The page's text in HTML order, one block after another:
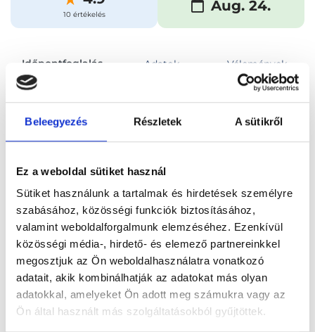
Beleegyezés Részletek A sütikről
Ez a weboldal sütiket használ
Sütiket használunk a tartalmak és hirdetések személyre
szabásához, közösségi funkciók biztosításához,
valamint weboldalforgalmunk elemzéséhez. Ezenkívül
közösségi média-, hirdető- és elemező partnereinkkel
megosztjuk az Ön weboldalhasználatra vonatkozó
adatait, akik kombinálhatják az adatokat más olyan
adatokkal, amelyeket Ön adott meg számukra vagy az
Ön által használt más szolgáltatásokból gyűjtöttek.
10 értékelés
Aug. 24.
Időpontfoglalás Adatok Vélemények
Foglalj időpontot
Főoldal Orvosok Szájsebész
Szájsebész, Budapest, V. kerület Dr. Patonai Zoltán